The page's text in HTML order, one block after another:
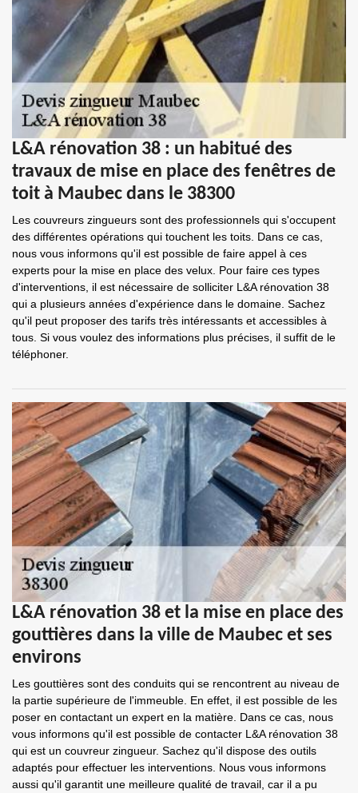
L&A rénovation 38 : un habitué des
travaux de mise en place des fenêtres de
toit à Maubec dans le 38300
Les couvreurs zingueurs sont des professionnels qui s'occupent
des différentes opérations qui touchent les toits. Dans ce cas,
nous vous informons qu'il est possible de faire appel à ces
experts pour la mise en place des velux. Pour faire ces types
d'interventions, il est nécessaire de solliciter L&A rénovation 38
qui a plusieurs années d'expérience dans le domaine. Sachez
qu'il peut proposer des tarifs très intéressants et accessibles à
tous. Si vous voulez des informations plus précises, il suffit de le
téléphoner.
L&A rénovation 38 et la mise en place des
gouttières dans la ville de Maubec et ses
environs
Les gouttières sont des conduits qui se rencontrent au niveau de
la partie supérieure de l'immeuble. En effet, il est possible de les
poser en contactant un expert en la matière. Dans ce cas, nous
vous informons qu'il est possible de contacter L&A rénovation 38
qui est un couvreur zingueur. Sachez qu'il dispose des outils
adaptés pour effectuer les interventions. Nous vous informons
aussi qu'il garantit une meilleure qualité de travail, car il a pu